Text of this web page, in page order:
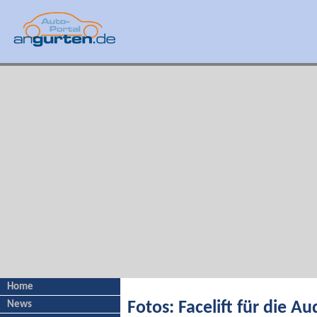
Home
News
Fotos: Facelift für die